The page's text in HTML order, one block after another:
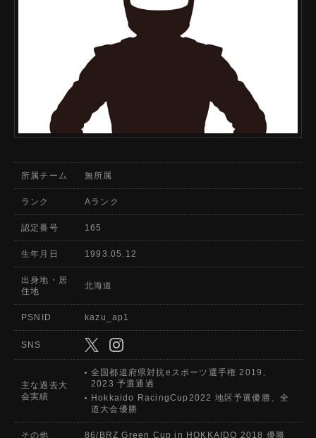
所属チーム 無所属
ランク Aランク
認定番号 165
生年月日 1993.05.12
出身地・居
住地
北海道
PSNID kazu_ap1
SNS
主な過去大
会実績
全国都道府県対抗eスポーツ選手権 2019、
2023 予選通過
Hokkaido RacingCup2022 地区予選優勝、全
道大会優勝
その他 86/BRZ Green Cup in HOKKAIDO 2018 優勝